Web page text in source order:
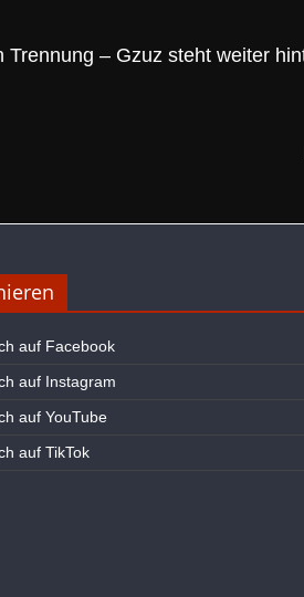
Trennung – Gzuz steht weiter
auf Facebook
auf Instagram
auf YouTube
auf TikTok